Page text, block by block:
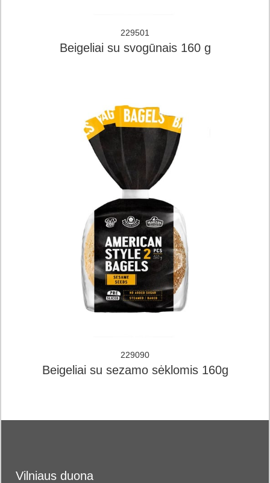
229501
Beigeliai su svogūnais 160 g
229090
Beigeliai su sezamo sėklomis 160g
Vilniaus duona